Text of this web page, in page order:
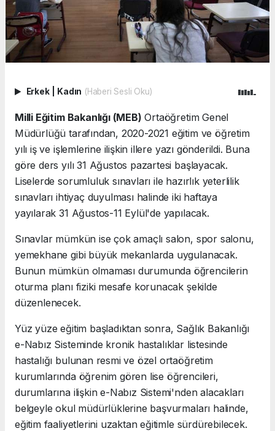
Erkek Kadın (Haberi Sesli Oku)
Milli Eğitim Bakanlığı (MEB) Ortaöğretim Genel
Müdürlüğü tarafından, 2020-2021 eğitim ve öğretim
yılı iş ve işlemlerine ilişkin illere yazı gönderildi. Buna
göre ders yılı 31 Ağustos pazartesi başlayacak.
Liselerde sorumluluk sınavları ile hazırlık yeterlilik
sınavları ihtiyaç duyulması halinde iki haftaya
yayılarak 31 Ağustos-11 Eylül'de yapılacak.
Sınavlar mümkün ise çok amaçlı salon, spor salonu,
yemekhane gibi büyük mekanlarda uygulanacak.
Bunun mümkün olmaması durumunda öğrencilerin
oturma planı fiziki mesafe korunacak şekilde
düzenlenecek.
Yüz yüze eğitim başladıktan sonra, Sağlık Bakanlığı
e-Nabız Sisteminde kronik hastalıklar listesinde
hastalığı bulunan resmi ve özel ortaöğretim
kurumlarında öğrenim gören lise öğrencileri,
durumlarına ilişkin e-Nabız Sistemi'nden alacakları
belgeyle okul müdürlüklerine başvurmaları halinde,
eğitim faaliyetlerini uzaktan eğitimle sürdürebilecek.